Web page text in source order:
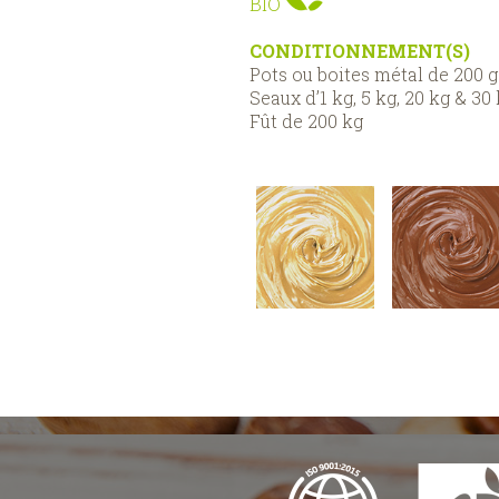
CONDITIONNEMENT(S)
Pots ou boites métal de 200 g
Seaux d’1 kg, 5 kg, 20 kg & 30
Fût de 200 kg